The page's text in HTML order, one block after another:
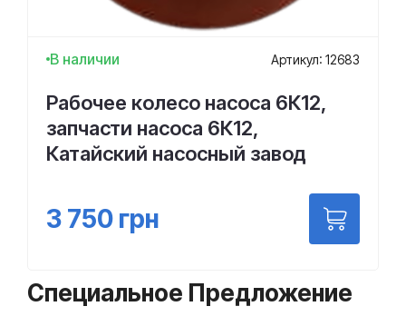
В наличии Артикул: 12683
Рабочее колесо насоса 6К12,
запчасти насоса 6К12,
Катайский насосный завод
3 750 грн
Специальное Предложение